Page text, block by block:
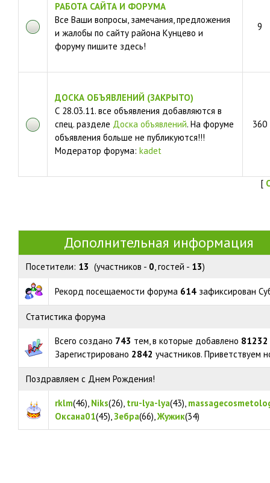
РАБОТА САЙТА И ФОРУМА
Все Ваши вопросы, замечания, предложения
и жалобы по сайту района Кунцево и
форуму пишите здесь!
9
ДОСКА ОБЪЯВЛЕНИЙ (ЗАКРЫТО)
С 28.03.11. все объявления добавляются в
спец. разделе Доска объявлений. На форуме
объявления больше не публикуются!!!
Модератор форума: kadet
360
[
Дополнительная информация
Посетители: 13 (участников - 0, гостей - 13)
Рекорд посещаемости форума 614 зафиксирован
Статистика форума
Всего создано 743 тем, в которые добавлено 81232
Зарегистрировано 2842 участников. Приветствуем
Поздравляем с Днем Рождения!
rklm(46), Niks(26), tru-lya-lya(43),
Оксана01(45),Зебра(66),Жужик(34)